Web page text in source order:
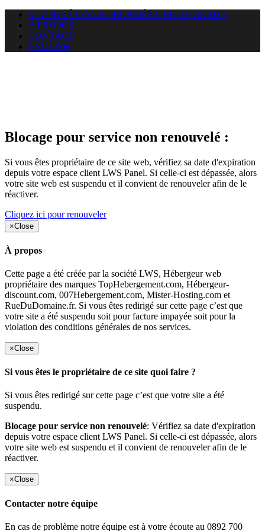
SI VOUS ÊTES LE PROPRIÉTAIRE DE CE SITE
A PROPOS
CONTACT
ENGLISH
Blocage pour service non renouvelé :
Si vous êtes propriétaire de ce site web, vérifiez sa date d'expiration
depuis votre espace client LWS Panel. Si celle-ci est dépassée, alors
votre site web est suspendu et il convient de renouveler afin de le
réactiver.
Cliquez ici pour renouveler
×Close
À propos
Cette page a été créée par la société LWS, Hébergeur web
propriétaire des marques TopHebergement.com, Hébergeur-
discount.com, 007Hebergement.com, Mister-Hosting.com et
RueDuDomaine.fr. Si vous êtes redirigé sur cette page c’est que
votre site a été suspendu soit pour facture impayée soit pour la
violation des conditions générales de nos services.
×Close
Si vous êtes le propriétaire de ce site quoi faire ?
Si vous êtes redirigé sur cette page c’est que votre site a été
suspendu.
Blocage pour service non renouvelé: Vérifiez sa date d'expiration
depuis votre espace client LWS Panel. Si celle-ci est dépassée, alors
votre site web est suspendu et il convient de renouveler afin de le
réactiver.
×Close
Contacter notre équipe
En cas de problème notre équipe est à votre écoute au 0892 700